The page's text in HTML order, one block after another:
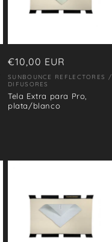
Precio
habitual
€10,00 EUR
Proveedor:
SUNBOUNCE REFLECTORES /
DIFUSORES
Tela Extra para Pro,
plata/blanco